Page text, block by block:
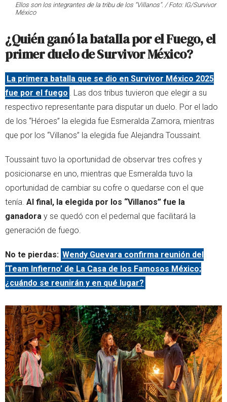
Ellos son los integrantes de la tribu de los “Villanos”. / Foto: IG/Survivor
México
¿Quién ganó la batalla por el Fuego, el
primer duelo de Survivor México?
La primera batalla que se dio en Survivor México 2025
fue por el fuego . Las dos tribus tuvieron que elegir a su
respectivo representante para disputar un duelo. Por el lado
de los “Héroes” la elegida fue Esmeralda Zamora, mientras
que por los “Villanos” la elegida fue Alejandra Toussaint.
Toussaint tuvo la oportunidad de observar tres cofres y
posicionarse en uno, mientras que Esmeralda tuvo la
oportunidad de cambiar su cofre o quedarse con el que
tenía. Al final, la elegida por los “Villanos” fue la
ganadora y se quedó con el pedernal que facilitará la
generación de fuego.
No te pierdas: Wendy Guevara confirma reunión del
‘Team Infierno’ de La Casa de los Famosos México;
¿cuándo se reunirán y en qué lugar?